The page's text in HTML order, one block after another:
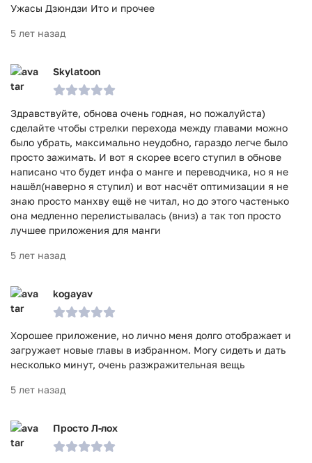
Ужасы Дзюндзи Ито и прочее
5 лет назад
Skylatoon
Здравствуйте, обнова очень годная, но пожалуйста)
сделайте чтобы стрелки перехода между главами можно
было убрать, максимально неудобно, гараздо легче было
просто зажимать. И вот я скорее всего ступил в обнове
написано что будет инфа о манге и переводчика, но я не
нашёл(наверно я ступил) и вот насчёт оптимизации я не
знаю просто манхву ещё не читал, но до этого частенько
она медленно перелистывалась (вниз) а так топ просто
лучшее приложения для манги
5 лет назад
kogayav
Хорошее приложение, но лично меня долго отображает и
загружает новые главы в избранном. Могу сидеть и дать
несколько минут, очень разжражительная вещь
5 лет назад
Просто Л-лох